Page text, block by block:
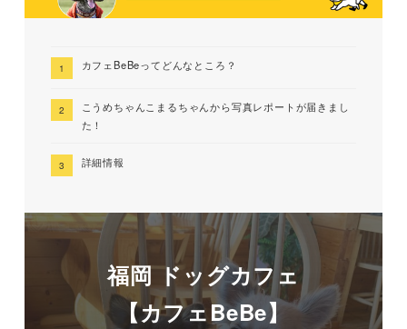
カフェBeBeってどんなところ？
こうめちゃんこまるちゃんから写真レポートが届きまし
た！
詳細情報
福岡 ドッグカフェ
【カフェBeBe】